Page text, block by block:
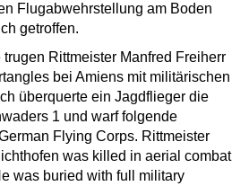
Flugabwehrstellung am Boden
getroffen.
Rittmeister Manfred Freiherr
bei Amiens mit militärischen
überquerte ein Jagdflieger die
1 und warf folgende
Flying Corps. Rittmeister
was killed in aerial combat
was buried with full military